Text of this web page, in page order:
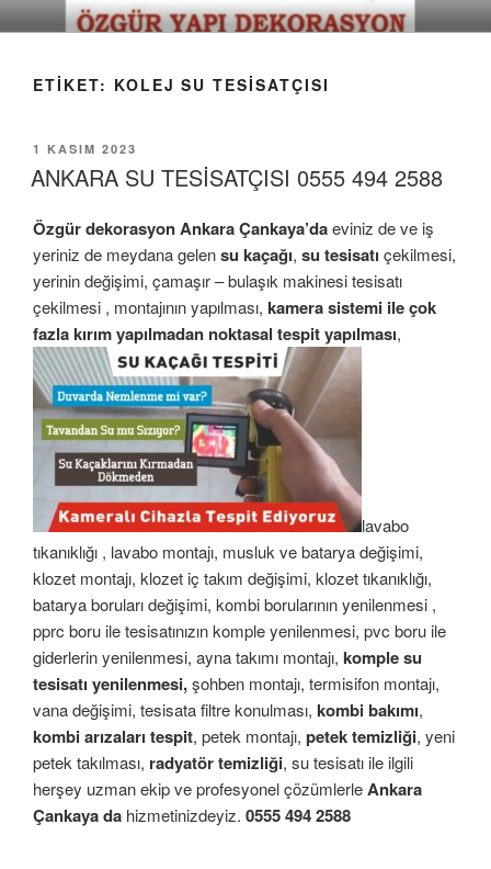
İçeriğe
geç
ETIKET: KOLEJ SU TESISATÇISI
YAYIM
TARIHI
1 KASIM 2023
ANKARA SU TESİSATÇISI 0555 494 2588
Özgür dekorasyonAnkara Çankaya’daeviniz de ve iş
yeriniz de meydana gelensu kaçağı, su tesisatı çekilmesi,
yerinin değişimi, çamaşır – bulaşık makinesi tesisatı
çekilmesi , montajının yapılması, kamera sistemi ile çok
fazla kırım yapılmadan noktasal tespit yapılması,
lavabo
tıkanıklığı , lavabo montajı, musluk ve batarya değişimi,
klozet montajı, klozet iç takım değişimi, klozet tıkanıklığı,
batarya boruları değişimi, kombi borularının yenilenmesi ,
pprc boru ile tesisatınızın komple yenilenmesi, pvc boru ile
giderlerin yenilenmesi, ayna takımı montajı, komple su
tesisatı yenilenmesi,şohben montajı, termisifon montajı,
vana değişimi, tesisata filtre konulması, kombi bakımı,
kombi arızaları tespit, petek montajı, petek temizliği, yeni
petek takılması, radyatör temizliği, su tesisatı ile ilgili
herşey uzman ekip ve profesyonel çözümlerleAnkara
Çankaya da hizmetinizdeyiz. 0555 494 2588